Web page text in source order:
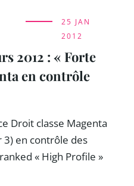
25 JAN
2012
2012 : « Forte
en contrôle
Droit classe Magenta
3) en contrôle des
« High Profile »